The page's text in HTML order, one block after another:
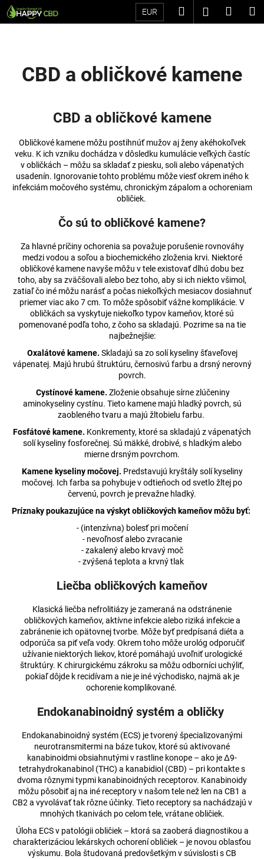
Prejsť
na
EUR Hľadať
CBD a obličkové kamene
CBD a obličkové kamene
Obličkové kamene môžu postihnúť mužov aj ženy akéhokoľvek
veku. K ich vzniku dochádza v dôsledku kumulácie veľkých častíc
v obličkách – môžu sa skladať z piesku, soli alebo vápenatých
usadenín. Ignorovanie tohto problému môže viesť okrem iného k
infekciám močového systému, chronickým zápalom a ochoreniam
obličiek.
Čo sú to obličkové kamene?
Za hlavné príčiny ochorenia sa považuje porušenie rovnováhy
medzi vodou a soľou a biochemického zloženia krvi. Niektoré
obličkové kamene navyše môžu v tele existovať dlhú dobu bez
toho, aby sa zväčšovali alebo bez toho, aby si ich niekto všimol,
zatiaľ čo iné môžu narásť a počas niekoľkých mesiacov dosiahnuť
priemer viac ako 7 cm. To môže spôsobiť vážne komplikácie. V
obličkách sa vyskytuje niekoľko typov kameňov, ktoré sú
pomenované podľa toho, z čoho sa skladajú. Pozrime sa na tie
najbežnejšie:
Oxalátové kamene. Skladajú sa zo solí kyseliny šťaveľovej
vápenatej. Majú hrubú štruktúru, černosivú farbu a drsný nerovný
povrch.
Cystínové kamene. Zloženie obsahuje sírne zlúčeniny
aminokyseliny cystínu. Tieto kamene majú hladký povrch, sú
zaobleného tvaru a majú žltobielu farbu.
Fosfátové kamene. Konkrementy, ktoré sa skladajú z vápenatých
solí kyseliny fosforečnej. Sú mäkké, drobivé, s hladkým alebo
mierne drsným povrchom.
Kamene kyseliny močovej. Predstavujú kryštály solí kyseliny
močovej. Ich farba sa pohybuje v odtieňoch od svetlo žltej po
červenú, povrch je prevažne hladký.
Príznaky poukazujúce na výskyt obličkových kameňov môžu byť:
- (intenzívna) bolesť pri močení
- nevoľnosť alebo zvracanie
- zakalený alebo krvavý moč
- zvýšená teplota a krvný tlak
Liečba obličkových kameňov
Klasická liečba nefrolitiázy je zameraná na odstránenie
obličkových kameňov, aktívne infekcie alebo riziká infekcie a
zabránenie ich opätovnej tvorbe. Môže byť predpísaná diéta a
odporúča sa piť veľa vody. Okrem toho môže urológ odporučiť
užívanie niektorých liekov, ktoré pomáhajú uvoľniť urologické
štruktúry. K chirurgickému zákroku sa môžu odborníci uchýliť,
pokiaľ dôjde k recidívam a nie je iné východisko, najmä ak je
ochorenie komplikované.
Endokanabinoidný systém a obličky
Endokanabinoidný systém (ECS) je tvorený špecializovanými
neurotransmitermi na báze tukov, ktoré sú aktivované
kanabinoidmi obsiahnutými v rastline konope – ako je Δ9-
tetrahydrokanabinol (THC) a kanabidiol (CBD) – pri kontakte s
dvoma rôznymi typmi kanabinoidných receptorov. Kanabinoidy
môžu pôsobiť aj na iné receptory v našom tele než len na CB1 a
CB2 a vyvolávať tak rôzne účinky. Tieto receptory sa nachádzajú v
mnohých tkanivách po celom tele, vrátane obličiek.
Úloha ECS v patológii obličiek – ktorá sa zaoberá diagnostikou a
charakterizáciou lekárskych ochorení obličiek – je novou oblasťou
výskumu. Bola študovaná predovšetkým v súvislosti s CB
K
o
e
b
u
á
j
HĽADAŤ
ú
JUANA
PREMIUM
ČOKOLÁDA
MLIEČNA
32%
€2,96